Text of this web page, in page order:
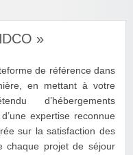
»
de référence dans
en mettant à votre
d’hébergements
expertise reconnue
sur la satisfaction des
chaque projet de séjour